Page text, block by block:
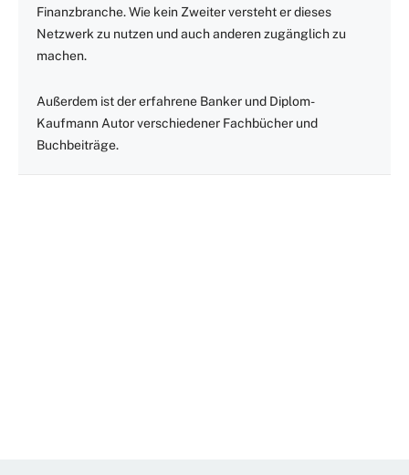
Finanzbranche. Wie kein Zweiter versteht er dieses
Netzwerk zu nutzen und auch anderen zugänglich zu
machen.
Außerdem ist der erfahrene Banker und Diplom-
Kaufmann Autor verschiedener Fachbücher und
Buchbeiträge.